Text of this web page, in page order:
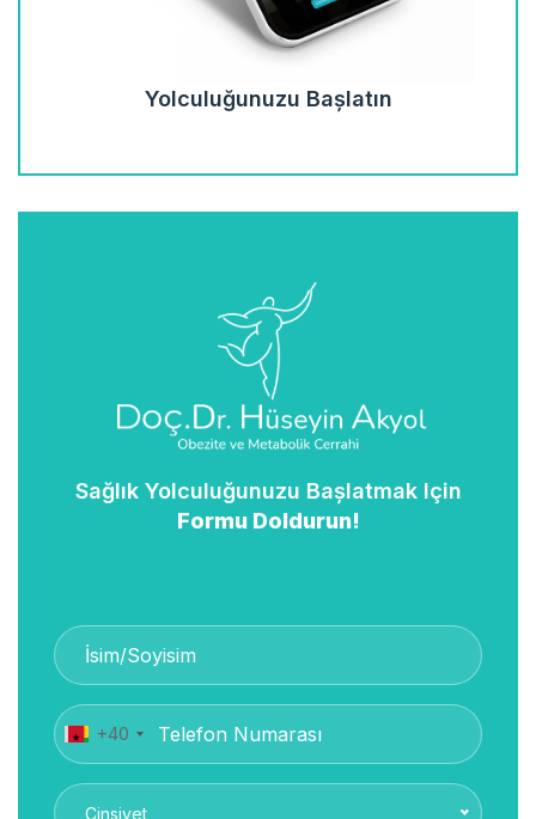
Yolculuğunuzu Başlatın
Sağlık Yolculuğunuzu Başlatmak Için
Formu Doldurun!
+40
Cinsiyet